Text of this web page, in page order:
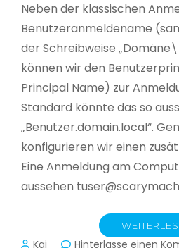
Neben der klassischen
Benutzeranmeldename
der Schreibweise
können wir den
Principal Name) zur
Standard könnte das so
„Benutzer.domain.local“.
konfigurieren wir einen
Eine Anmeldung am
aussehen
Kai Hinterlasse einen